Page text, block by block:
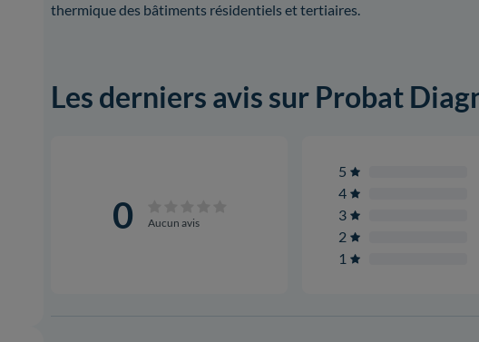
thermique des bâtiments résidentiels et tertiaires.
Les derniers avis sur Probat
0 Aucun avis
5
4
3
2
1